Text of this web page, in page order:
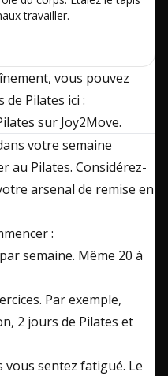
travailler.
vous pouvez
Pilates ici :
sur Joy2Move.
votre semaine
au Pilates. Considérez-
arsenal de remise en
:
semaine. Même 20 à
Par exemple,
2 jours de Pilates et
sentez fatigué. Le